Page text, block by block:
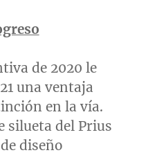
de 2020 le
una ventaja
en la vía.
silueta del Prius
diseño